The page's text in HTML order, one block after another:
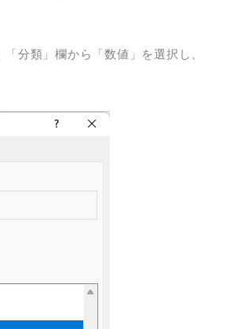
「分類」欄から「数値」を選択し、